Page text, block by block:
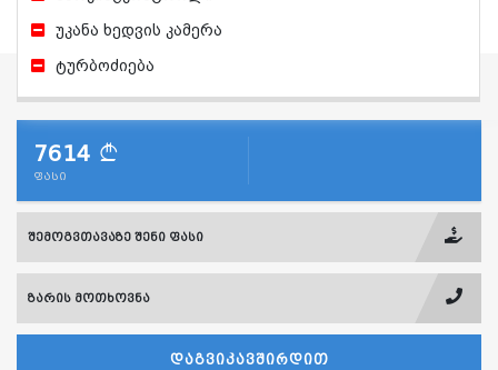
უკანა ხედვის კამერა
ტურბოძიება
7614
ფასი
შემოგვთავაზე შენი ფასი
ზარის მოთხოვნა
ᲓᲐᲒᲕᲘᲙᲐᲕᲨᲘᲠᲓᲘᲗ